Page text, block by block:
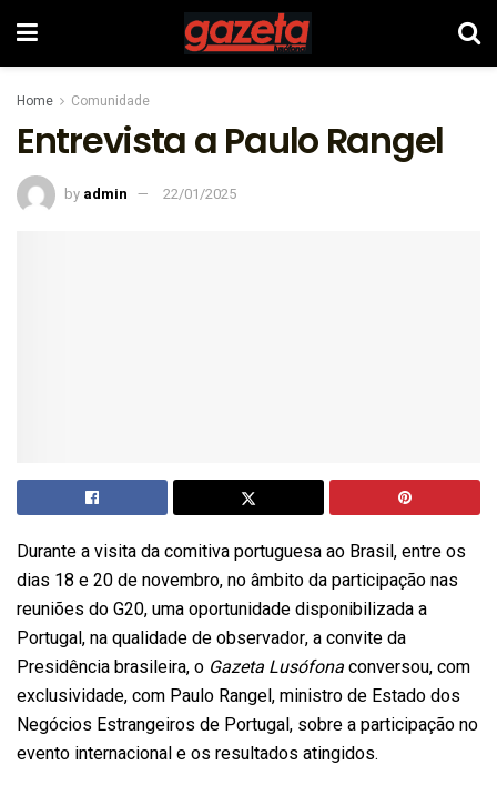
Home Comunidade
Entrevista a Paulo Rangel
by admin 22/01/2025
Durante a visita da comitiva portuguesa ao Brasil, entre os
dias 18 e 20 de novembro, no âmbito da participação nas
reuniões do G20, uma oportunidade disponibilizada a
Portugal, na qualidade de observador, a convite da
Presidência brasileira, o Gazeta Lusófonaconversou, com
exclusividade, com Paulo Rangel, ministro de Estado dos
Negócios Estrangeiros de Portugal, sobre a participação no
evento internacional e os resultados atingidos.